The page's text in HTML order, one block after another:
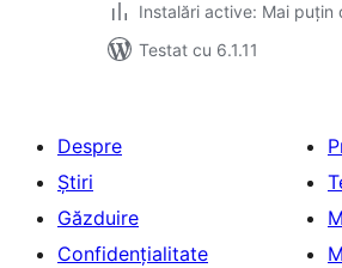
Instalări active: Mai puțin
Testat cu 6.1.11
Despre
Știri
Găzduire
Confidențialitate